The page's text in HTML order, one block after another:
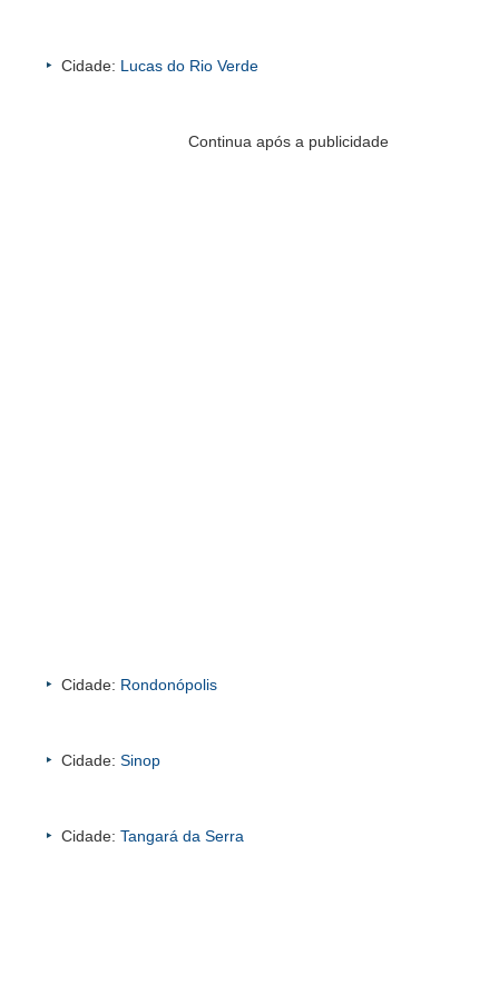
Cidade: Lucas do Rio Verde
Continua após a publicidade
Cidade: Rondonópolis
Cidade: Sinop
Cidade: Tangará da Serra